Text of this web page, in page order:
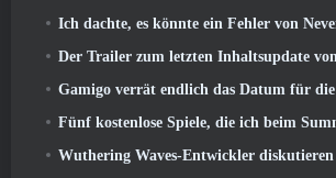
Ich dachte, es könnte ein Fehler von Neverness to Everness sein, das Porsche Collab Gacha Event so früh
Der Trailer zum letzten Inhaltsupdate von
Gamigo verrät endlich das Datum für die Rückkehr von Gloria Victis, Wird es
Fünf kostenlose Spiele, die ich beim Summer Game
Wuthering Waves-Entwickler diskutieren über die Erstellung der